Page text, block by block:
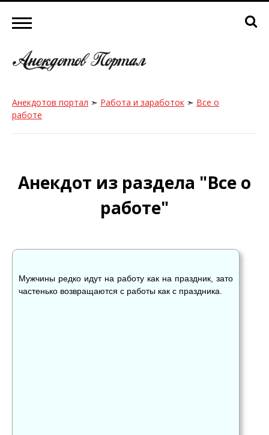
Анекдотов портал ➣ Работа и заработок ➣ Все о
работе
Анекдот из раздела "Все о
работе"
Мужчины редко идут на работу как на праздник, зато
частенько возвращаются с работы как с праздника.